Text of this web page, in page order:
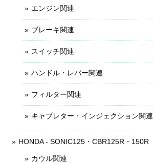
エンジン関連
ブレーキ関連
スイッチ関連
ハンドル・レバー関連
フィルター関連
キャブレター・インジェクション関連
HONDA - SONIC125・CBR125R・150R
カウル関連